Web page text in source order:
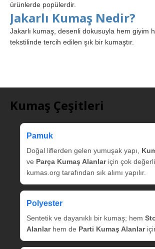
ürünlerde popülerdir.
Jakarlı Kumaş Nedir?
Jakarlı kumaş, desenli dokusuyla hem giyim
tekstilinde tercih edilen şık bir kumaştır.
Kumaş Çeşitleri
Pamuk
Doğal liflerden gelen yumuşak yapı,
ve Parça Kumaş Alanlariçin çok
kumas.org tarafından sık alımı yapılır.
Polyester
Sentetik ve dayanıklı bir kumaş; hem
Alanlarhem de Parti Kumaş Alanlar